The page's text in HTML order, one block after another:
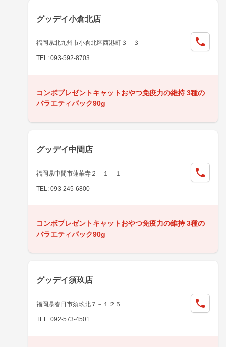
グッデイ小倉北店
福岡県北九州市小倉北区西港町３－３
TEL: 093-592-8703
コンボプレゼントキャットおやつ免疫力の維持 3種の
バラエティパック90g
グッデイ中間店
福岡県中間市蓮華寺２－１－１
TEL: 093-245-6800
コンボプレゼントキャットおやつ免疫力の維持 3種の
バラエティパック90g
グッデイ須玖店
福岡県春日市須玖北７－１２５
TEL: 092-573-4501